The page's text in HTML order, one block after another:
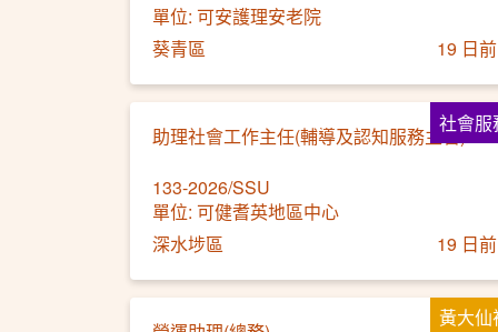
單位: 可安護理安老院
葵青區
19 日前
社會服
助理社會工作主任(輔導及認知服務主管)
133-2026/SSU
單位: 可健耆英地區中心
深水埗區
19 日前
黃大仙